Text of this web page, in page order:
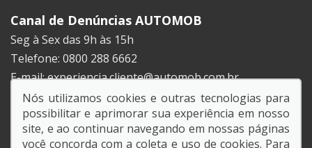
Canal de Denúncias AUTOMOB
Seg à Sex das 9h às 15h
Telefone: 0800 288 6662
E-mail:experiencia.cliente@automob.com.br
SIGA-NOS:
Nós utilizamos cookies e outras tecnologias para
possibilitar e aprimorar sua experiência em nosso
site, e ao continuar navegando em nossas páginas
você concorda com a coleta e uso de cookies. Para